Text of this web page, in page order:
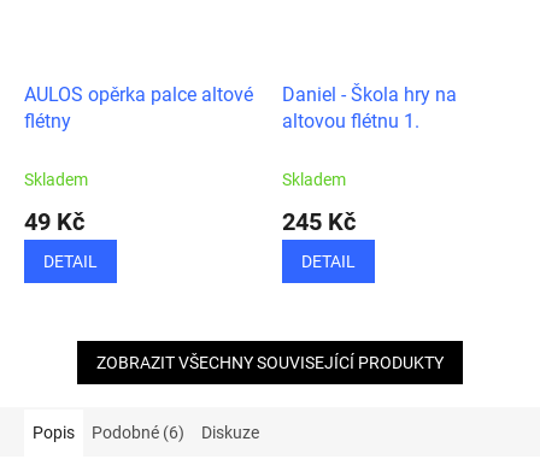
AULOS opěrka palce altové
flétny
Skladem
49 Kč
DETAIL
Daniel - Škola hry na
altovou flétnu 1.
Skladem
245 Kč
DETAIL
ZOBRAZIT VŠECHNY SOUVISEJÍCÍ PRODUKTY
Popis Podobné (6) Diskuze